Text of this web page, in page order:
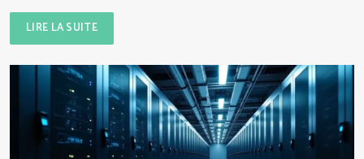
LIRE LA SUITE